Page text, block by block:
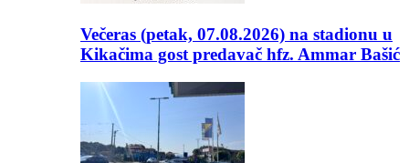
Večeras (petak, 07.08.2026) na stadionu u
Kikačima gost predavač hfz. Ammar Bašić